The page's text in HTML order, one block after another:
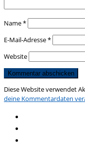
Name*
E-Mail-Adresse*
Website
Diese Website verwendet
deine Kommentardaten